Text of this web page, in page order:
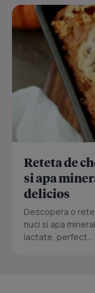
Reteta de
si apa
delicios
Descopera o
nuci si apa
lactate, perfect...